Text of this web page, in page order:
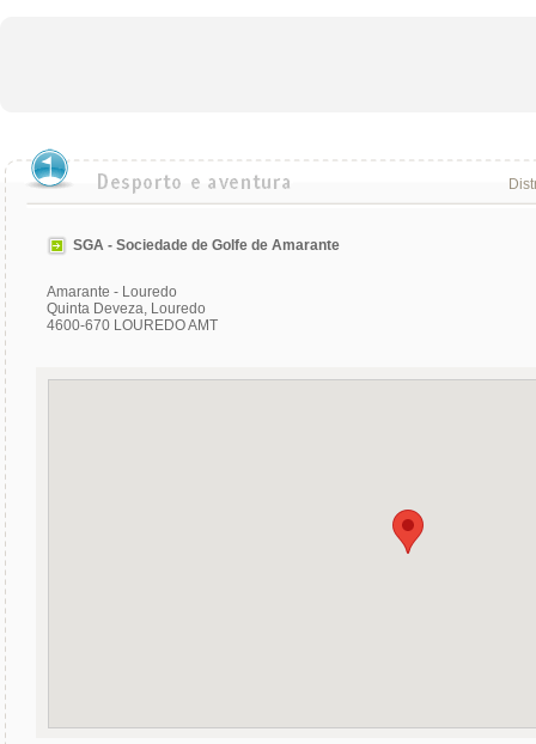
SGA - Sociedade de Golfe de Amarante
Amarante - Louredo
Quinta Deveza, Louredo
4600-670 LOUREDO AMT